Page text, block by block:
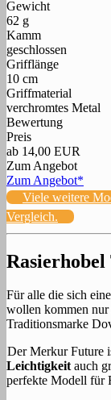
Gewicht
62 g
Kamm
geschlossen
Grifflänge
10 cm
Griffmaterial
verchromtes Metal
Bewertung
Preis
ab 14,00 EUR
Zum Angebot
Zum Angebot*
Viele weitere
Vergleich.
Für alle die sich
wollen kommen
Traditionsmarke
Der Merkur Future
Leichtigkeitauch
perfekte Modell für